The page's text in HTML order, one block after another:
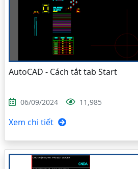
AutoCAD - Cách tắt tab Start
06/09/2024 11,985
Xem chi tiết